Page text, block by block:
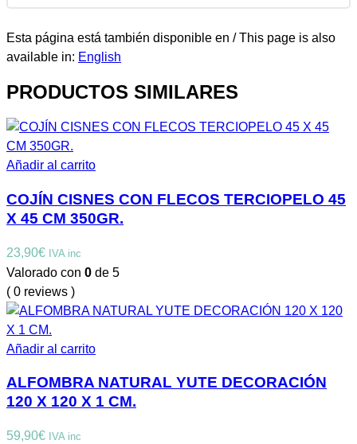
Esta página está también disponible en / This page is also
available in: English
PRODUCTOS SIMILARES
Añadir al carrito
COJÍN CISNES CON FLECOS TERCIOPELO 45
X 45 CM 350GR.
23,90€ IVA inc
Valorado con 0 de 5
( 0 reviews )
Añadir al carrito
ALFOMBRA NATURAL YUTE DECORACIÓN
120 X 120 X 1 CM.
59,90€ IVA inc